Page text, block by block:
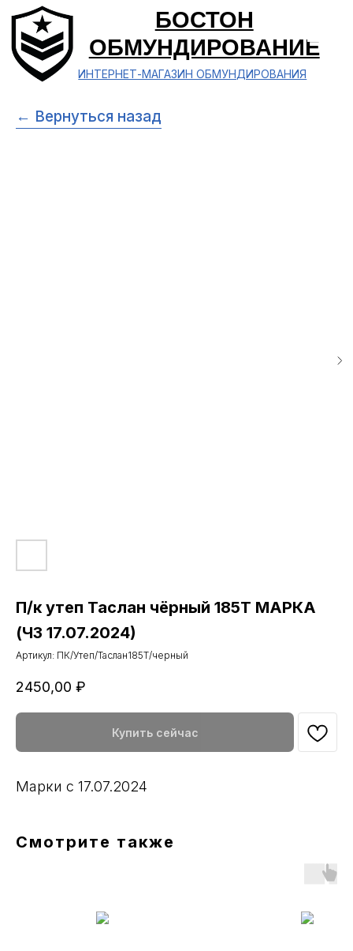
БОСТОН
ОБМУНДИРОВАНИЕ
ИНТЕРНЕТ-МАГАЗИН ОБМУНДИРОВАНИЯ
← Вернуться назад
П/к утеп Таслан чёрный 185Т МАРКА
(ЧЗ 17.07.2024)
Артикул: ПК/Утеп/Таслан185Т/черный
2450,00 ₽
Купить сейчас
Марки с 17.07.2024
Смотрите также